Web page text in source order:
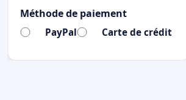
Méthode de paiement
PayPal Carte de crédit